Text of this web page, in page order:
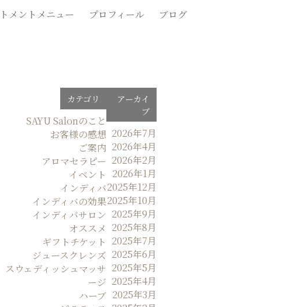
メントメニュー プロフィール
ブログ
カテゴリ
SAYU Salonのこと
お客様の感想
ご案内
アロマセラピー
イベント
インディバ
インディバの効果
インディバサロン
オススメ
ギフトチケット
ジュースクレンズ
スウェディッシュマッサ
ージ
ハーブ
アーカイ
ブ
2026年7月
2026年4月
2026年2月
2026年1月
2025年12月
2025年10月
2025年9月
2025年8月
2025年7月
2025年6月
2025年5月
2025年4月
2025年3月